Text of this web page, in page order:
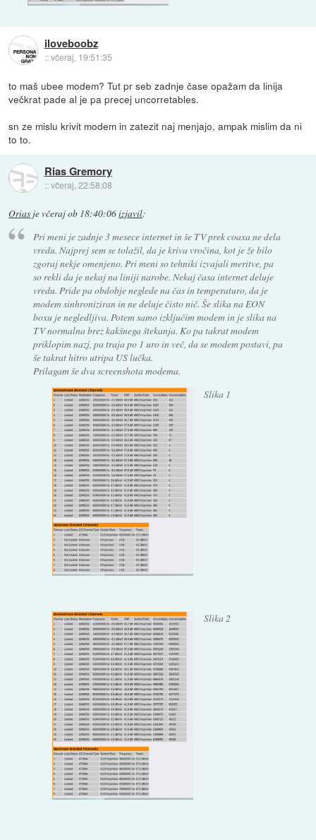
iloveboobz
::včeraj, 19:51:35
to maš ubee modem? Tut pr seb zadnje čase opažam da linija
večkrat pade al je pa precej uncorretables.
sn ze mislu krivit modem in zatezit naj menjajo, ampak mislim da ni
to to.
Rias Gremory
::včeraj, 22:58:08
Orias jevčeraj ob 18:40:06izjavil:
Pri meni je zadnje 3 mesece internet in še TV prek coaxa ne dela
vredu. Najprej sem se tolažil, da je kriva vročina, kot je že bilo
zgoraj nekje omenjeno. Pri meni so tehniki izvajali meritve, pa
so rekli da je nekaj na liniji narobe. Nekaj časa internet deluje
vredu. Pride pa obdobje neglede na čas in temperaturo, da je
modem sinhroniziran in ne deluje čisto nič. Še slika na EON
boxu je negledljiva. Potem samo izključim modem in je slika na
TV normalna brez kakšnega štekanja. Ko pa takrat modem
priklopim nazj, pa traja po 1 uro in več, da se modem postavi, pa
še takrat hitro utripa US lučka.
Prilagam še dva screenshota modema.
Slika 1
Slika 2